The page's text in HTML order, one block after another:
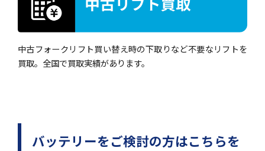
中古フォークリフト買い替え時の下取りなど不要なリフトを
買取。全国で買取実績があります。
バッテリーをご検討の方はこちらを